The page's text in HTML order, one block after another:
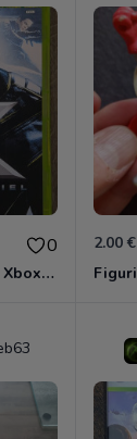
0
X-Men 3 : The Movie Xbox 360
2.00 €